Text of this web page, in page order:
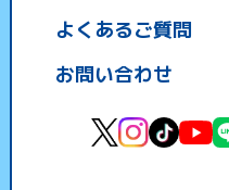
よくあるご質問
お問い合わせ